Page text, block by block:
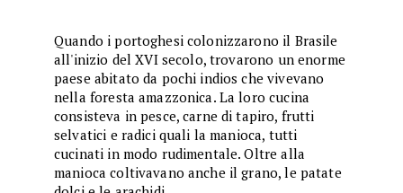
Quando i portoghesi colonizzarono il Brasile
all'inizio del XVI secolo, trovarono un enorme
paese abitato da pochi indios che vivevano
nella foresta amazzonica. La loro cucina
consisteva in pesce, carne di tapiro, frutti
selvatici e radici quali la manioca, tutti
cucinati in modo rudimentale. Oltre alla
manioca coltivavano anche il grano, le patate